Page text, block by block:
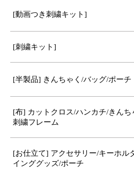
[動画つき刺繍キット]
[刺繍キット]
[半製品] きんちゃく/バッグ/ポーチ
[布] カットクロス/ハンカチ/きんち
刺繍フレーム
[お仕立て] アクセサリー/キーホル
インググッズ/ポーチ